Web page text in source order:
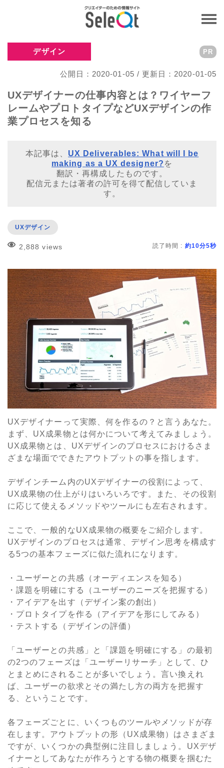
デザイン
公開日：2020-01-05 / 更新日：2020-01-05
PR
UXデザイナーの仕事内容とは？ワイヤーフ
レームやプロトタイプなどUXデザインの作
業プロセスを知る
本記事は、 UX Deliverables: What will I be
making as a UX designer? を
翻訳・再構成したものです。
配信元または著者の許可を得て配信していま
す。
UXデザイン
2,888 views 読了時間 : 約10分5秒
UXデザイナーって実際、何を作るの？と言うあなた。
まず、UX成果物とは何かについて考えてみましょう。
UX成果物とは、UXデザインのプロセスにおけるさま
ざまな場面でできたアウトプットの事を指します。
デザインチーム内のUXデザイナーの役割によって、
UX成果物の仕上がりはいろいろです。また、その役割
に応じて使えるメソッドやツールにも左右されます。
ここで、一般的なUX成果物の概要をご紹介します。
UXデザインのプロセスは通常、デザイン思考を構成す
る5つの基本フェーズに似た流れになります。
・ユーザーとの共感（オーディエンスを知る）
・課題を明確にする（ユーザーのニーズを把握する）
・アイデアを出す（デザイン案の創出）
・プロトタイプを作る（アイデアを形にしてみる）
・テストする（デザインの評価）
「ユーザーとの共感」と「課題を明確にする」の最初
の2つのフェーズは「ユーザーリサーチ」として、ひ
とまとめにされることが多いでしょう。言い換えれ
ば、ユーザーの欲求とその満たし方の両方を把握す
る、ということです。
各フェーズごとに、いくつものツールやメソッドが存
在します。アウトプットの形（UX成果物）はさまざま
ですが、いくつかの典型例に注目しましょう。UXデザ
イナーとしてあなたが作ろうとする物の概要を掴むた